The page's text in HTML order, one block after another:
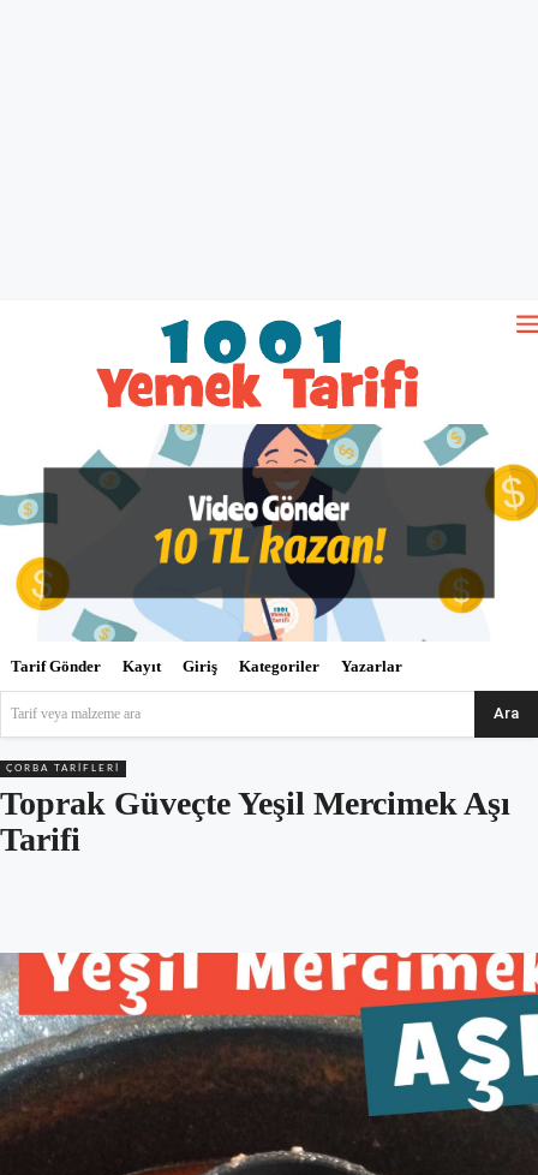
Tarif Gönder Kayıt Giriş Kategoriler Yazarlar
Tarif veya malzeme ara Ara
ÇORBA TARIFLERI
Toprak Güveçte Yeşil Mercimek Aşı
Tarifi